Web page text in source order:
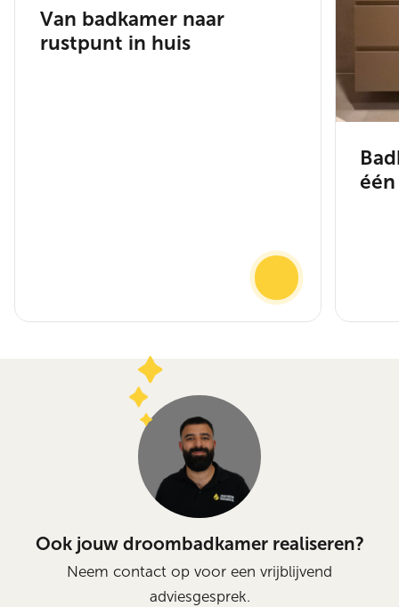
Van badkamer naar
rustpunt in huis
Ook jouw droombadkamer realiseren?
Neem contact op voor een vrijblijvend
adviesgesprek.